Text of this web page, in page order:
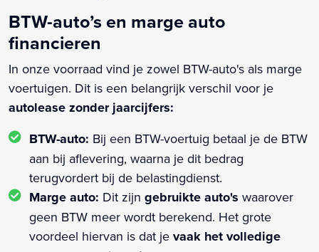
BTW-auto’s en marge auto
financieren
In onze voorraad vind je zowel BTW-auto's als marge
voertuigen. Dit is een belangrijk verschil voor je
autolease zonder jaarcijfers:
BTW-auto: Bij een BTW-voertuig betaal je de BTW
aan bij aflevering, waarna je dit bedrag
terugvordert bij de belastingdienst.
Marge auto: Dit zijn gebruikte auto's waarover
geen BTW meer wordt berekend. Het grote
voordeel hiervan is dat je vaak het volledige